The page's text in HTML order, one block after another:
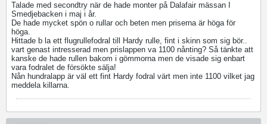
Talade med secondtry när de hade monter på Dalafair mässan I
Smedjebacken i maj i år.
De hade mycket spön o rullar och beten men priserna är höga för
höga.
Hittade b la ett flugrullefodral till Hardy rulle, fint i skinn som sig bör..
vart genast intresserad men prislappen va 1100 nånting? Så tänkte att
kanske de hade rullen bakom i gömmorna men de visade sig enbart
vara fodralet de försökte sälja!
Nån hundralapp är väl ett fint Hardy fodral värt men inte 1100 vilket jag
meddela killarna.